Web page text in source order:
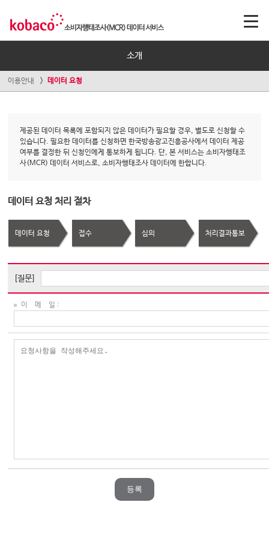
소개
이용안내 데이터 요청
제공된 데이터 목록에 포함되지 않은 데이터가 필요할 경우, 별도로 신청할 수
있습니다. 필요한 데이터를 신청하면 한국방송광고진흥공사에서 데이터 제공
여부를 결정한 뒤 신청인에게 통보하게 됩니다. 단, 본 서비스는 소비자행태조
사(MCR) 데이터 서비스로, 소비자행태조사 데이터에 한합니다.
데이터 요청 처리 절차
데이터 요청 접수 심의 처리결과통보
[질문]
이 메 일 :
등록